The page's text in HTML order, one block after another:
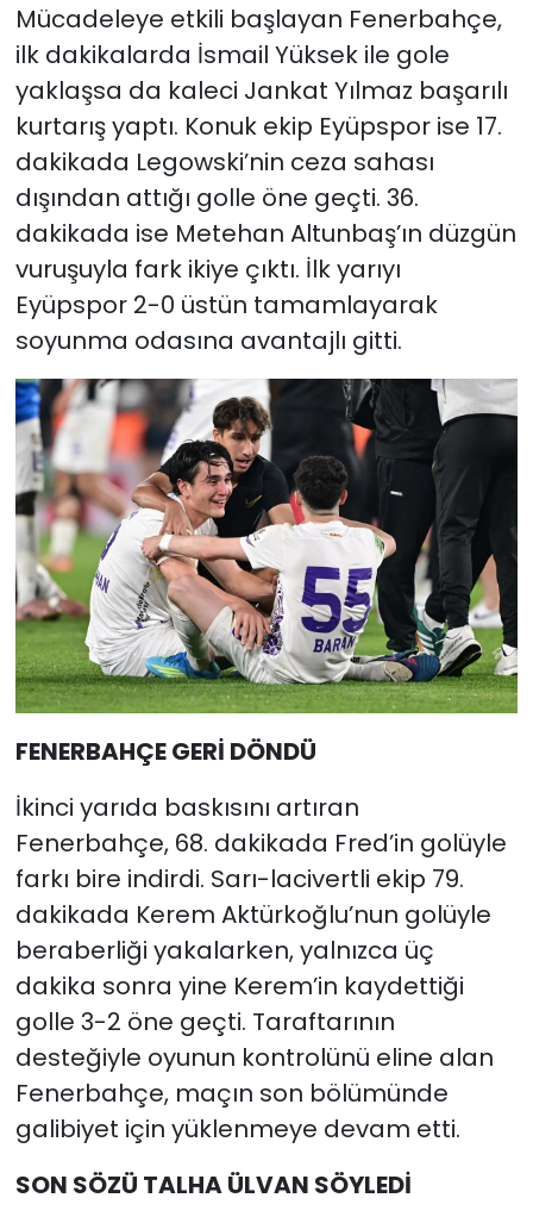
Mücadeleye etkili başlayan Fenerbahçe,
ilk dakikalarda İsmail Yüksek ile gole
yaklaşsa da kaleci Jankat Yılmaz başarılı
kurtarış yaptı. Konuk ekip Eyüpspor ise 17.
dakikada Legowski’nin ceza sahası
dışından attığı golle öne geçti. 36.
dakikada ise Metehan Altunbaş’ın düzgün
vuruşuyla fark ikiye çıktı. İlk yarıyı
Eyüpspor 2-0 üstün tamamlayarak
soyunma odasına avantajlı gitti.
FENERBAHÇE GERİ DÖNDÜ
İkinci yarıda baskısını artıran
Fenerbahçe, 68. dakikada Fred’in golüyle
farkı bire indirdi. Sarı-lacivertli ekip 79.
dakikada Kerem Aktürkoğlu’nun golüyle
beraberliği yakalarken, yalnızca üç
dakika sonra yine Kerem’in kaydettiği
golle 3-2 öne geçti. Taraftarının
desteğiyle oyunun kontrolünü eline alan
Fenerbahçe, maçın son bölümünde
galibiyet için yüklenmeye devam etti.
SON SÖZÜ TALHA ÜLVAN SÖYLEDİ